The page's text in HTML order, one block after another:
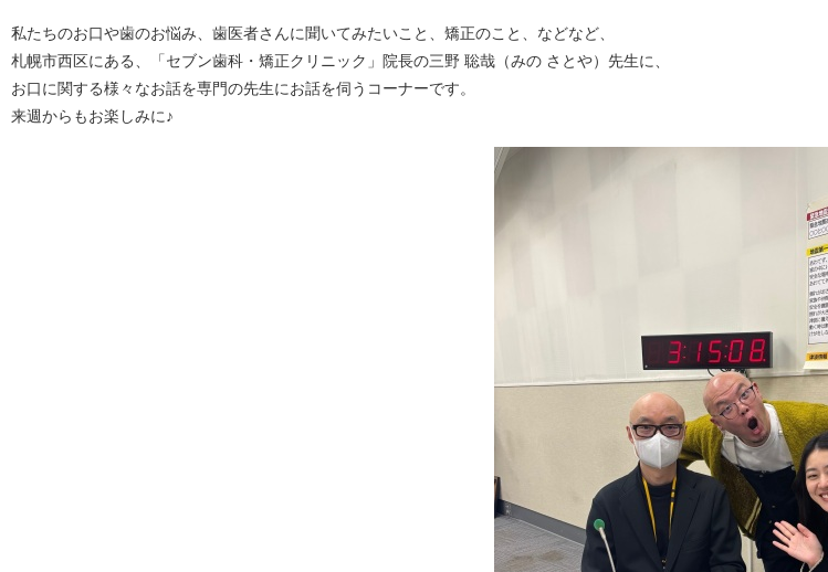
私たちのお口や歯のお悩み、歯医者さんに聞いてみたいこと、矯正のこと、などなど、
札幌市西区にある、「セブン歯科・矯正クリニック」院長の三野 聡哉（みの さとや）先生に、
お口に関する様々なお話を専門の先生にお話を伺うコーナーです。
来週からもお楽しみに♪